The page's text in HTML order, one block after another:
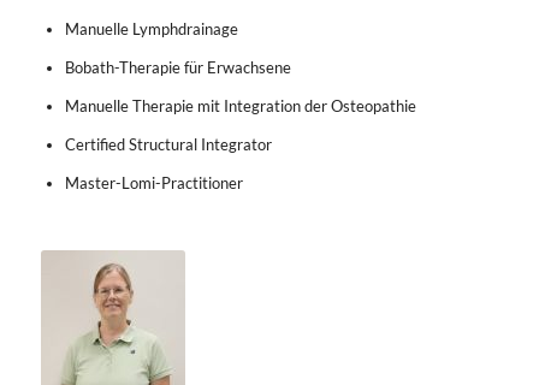
Manuelle Lymphdrainage
Bobath-Therapie für Erwachsene
Manuelle Therapie mit Integration der Osteopathie
Certified Structural Integrator
Master-Lomi-Practitioner